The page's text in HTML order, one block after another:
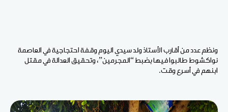
ونظم عدد من أقارب الأستاذ ولد سيدي اليوم وقفة احتجاجية في العاصمة
نواكشوط طالبوا فيها بضبط “المجرمين”، وتحقيق العدالة في مقتل
ابنهم في أسرع وقت.